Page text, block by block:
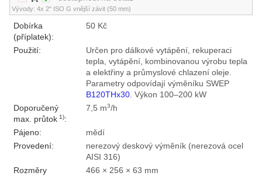
Vývody: 4x 2" ISO G vnější závit (50 mm)
Dobírka
(příplatek):
50 Kč
Použití:
Určen pro dálkové vytápění, rekuperaci
tepla, vytápění, kombinovanou výrobu tepla
a elektřiny a průmyslové chlazení oleje.
Parametry odpovídají výměníku SWEP
B120THx30. Výkon 100–200 kW
Doporučený
max. průtok1):
7,5 m3/h
Pájeno:
mědí
Provedení:
nerezový deskový výměník (nerezová ocel
AISI 316)
Rozměry
466 × 256 × 63 mm